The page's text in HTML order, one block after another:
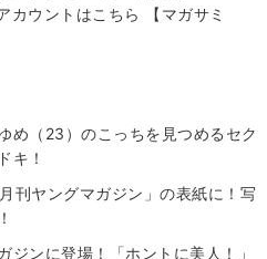
カウントはこちら
【マガサミ
め（23）のこっちを見つめるセク
キ！
刊ヤングマガジン」の表紙に！写
ジンに登場！「ホントに美人！」